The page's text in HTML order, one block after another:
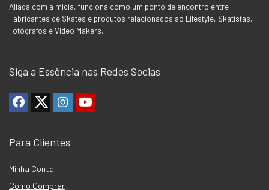
Aliada com a mídia, funciona como um ponto de encontro entre
Fabricantes de Skates e produtos relacionados ao Lifestyle, Skatistas,
Fotógrafos e Vídeo Makers.
Siga a Essência nas Redes Socias
Para Clientes
Minha Conta
Como Comprar